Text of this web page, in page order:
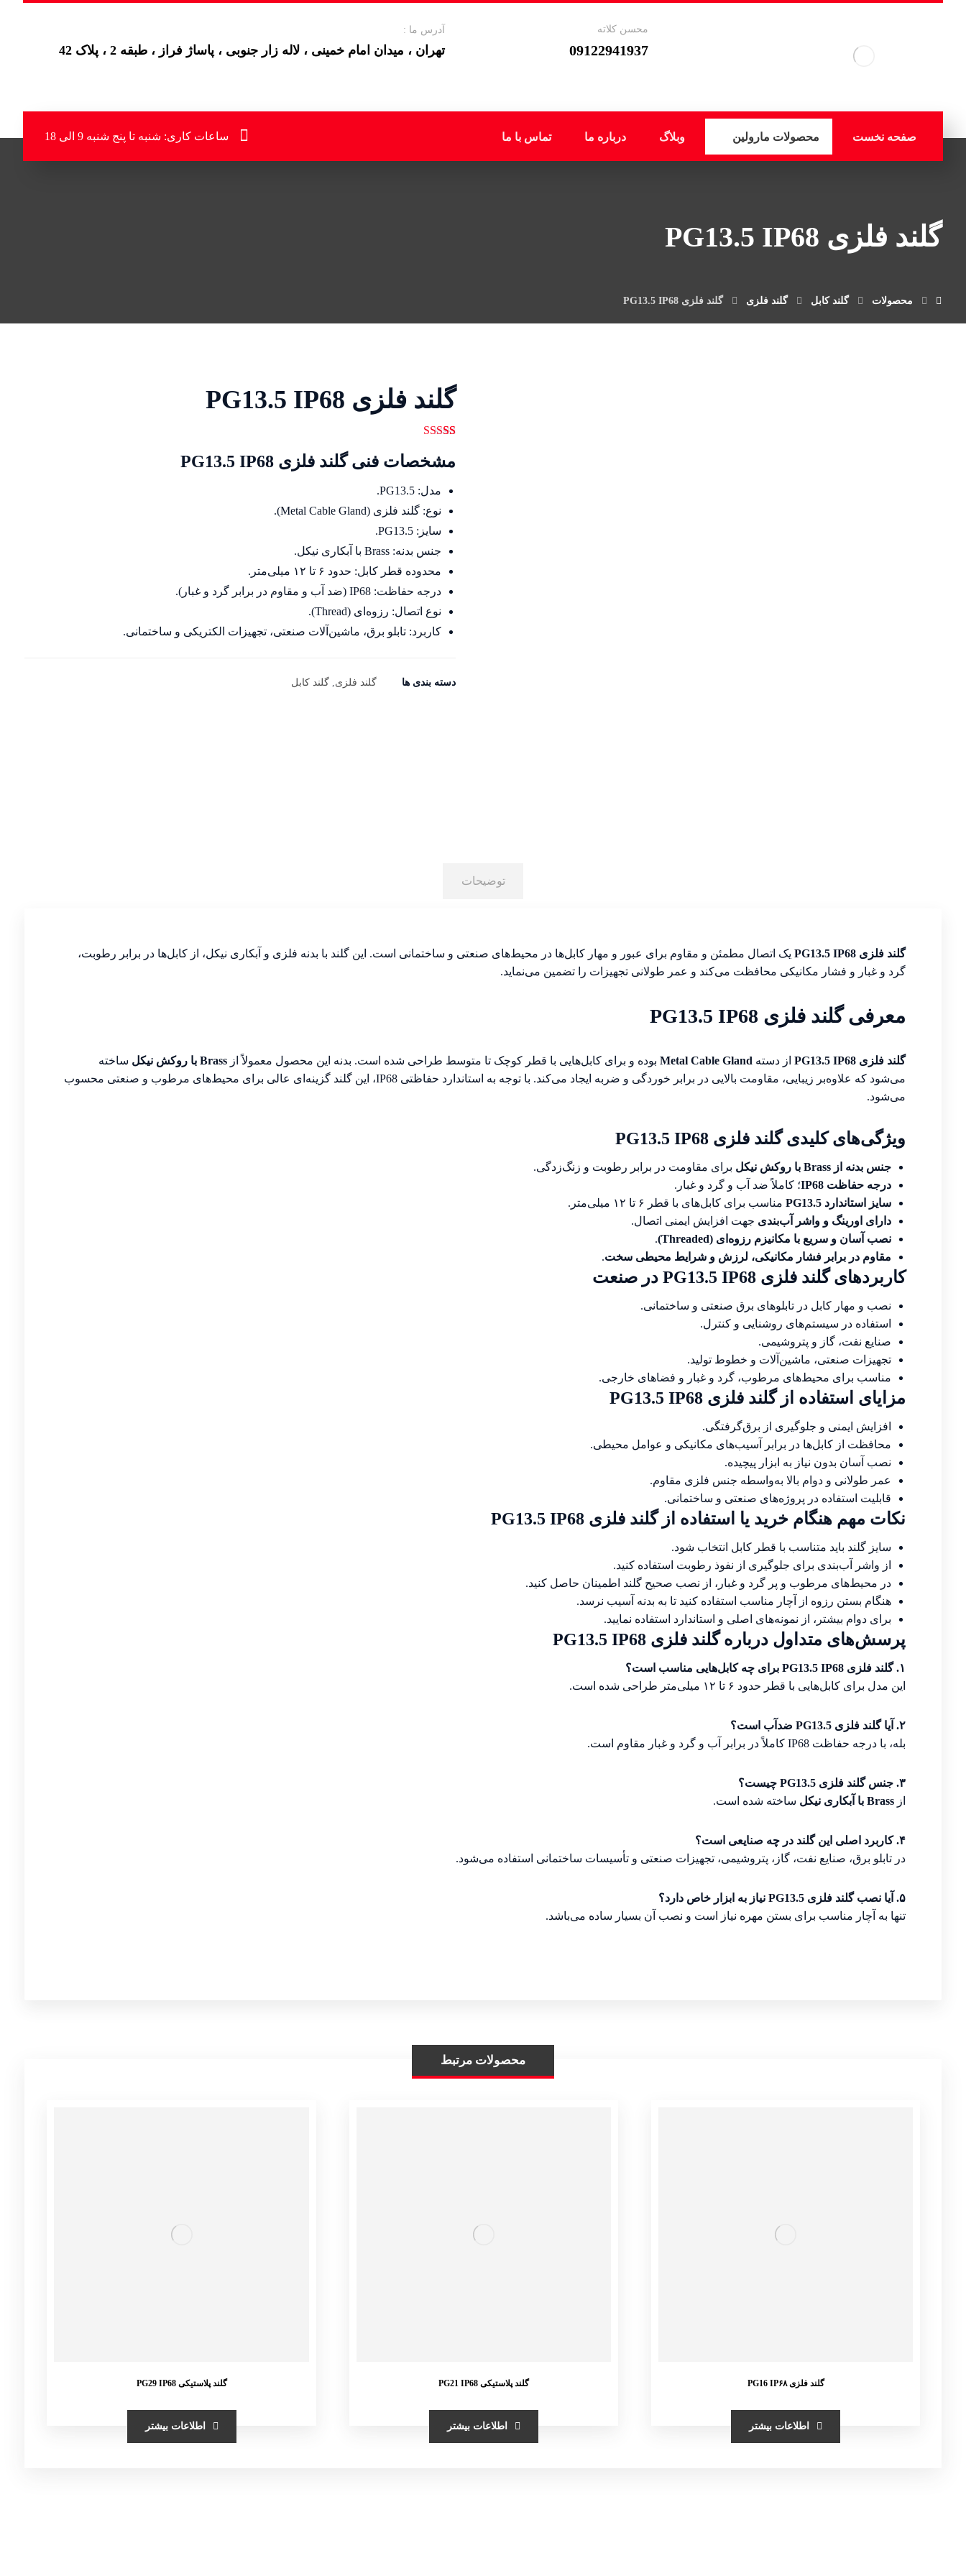
آدرس ما :
تهران ، میدان امام خمینی ، لاله زار جنوبی ، پاساژ فراز ، طبقه 2 ، پلاک 42
محسن کلاته
09122941937
صفحه نخست محصولات مارولین وبلاگ درباره ما تماس با ما ساعات کاری: شنبه تا پنج شنبه 9 الی 18
گلند فلزی PG13.5 IP68
محصولات گلند کابل گلند فلزی گلند فلزی PG13.5 IP68
گلند فلزی PG13.5 IP68
5.00از 5 در
امتیازدهی
مشخصات فنی گلند فلزی PG13.5 IP68
مدل: PG13.5.
نوع: گلند فلزی (Metal Cable Gland).
سایز: PG13.5.
جنس بدنه: Brass با آبکاری نیکل.
محدوده قطر کابل: حدود ۶ تا ۱۲ میلی‌متر.
درجه حفاظت: IP68 (ضد آب و مقاوم در برابر گرد و غبار).
نوع اتصال: رزوه‌ای (Thread).
کاربرد: تابلو برق، ماشین‌آلات صنعتی، تجهیزات الکتریکی و ساختمانی.
دسته بندی ها گلند فلزی ,گلند کابل
توضیحات
گلند فلزی PG13.5 IP68
یک اتصال مطمئن و مقاوم برای عبور و مهار کابل‌ها در محیط‌های صنعتی و ساختمانی است. این گلند با بدنه فلزی و آبکاری نیکل، از کابل‌ها در برابر رطوبت،
گرد و غبار و فشار مکانیکی محافظت می‌کند و عمر طولانی تجهیزات را تضمین می‌نماید.
معرفی گلند فلزی PG13.5 IP68
گلند فلزی PG13.5 IP68 از دسته Metal Cable Glandبوده و برای کابل‌هایی با قطر کوچک تا متوسط طراحی شده است. بدنه این محصول معمولاً از Brass با روکش نیکل
ساخته
می‌شود که علاوه‌بر زیبایی، مقاومت بالایی در برابر خوردگی و ضربه ایجاد می‌کند. با توجه به استاندارد حفاظتی IP68، این گلند گزینه‌ای عالی برای محیط‌های مرطوب و صنعتی محسوب
می‌شود.
ویژگی‌های کلیدی گلند فلزی PG13.5 IP68
جنس بدنه از Brass با روکش نیکل
برای مقاومت در برابر رطوبت و زنگ‌زدگی.
درجه حفاظت IP68
؛ کاملاً ضد آب و گرد و غبار.
سایز استاندارد PG13.5
مناسب برای کابل‌های با قطر ۶ تا ۱۲ میلی‌متر.
دارای اورینگ و واشر آب‌بندی جهت افزایش ایمنی اتصال.
نصب آسان و سریع با مکانیزم رزوه‌ای (Threaded)
.
مقاوم در برابر فشار مکانیکی، لرزش و شرایط محیطی سخت.
کاربردهای گلند فلزی PG13.5 IP68 در صنعت
نصب و مهار کابل در تابلوهای برق صنعتی و ساختمانی.
استفاده در سیستم‌های روشنایی و کنترل.
صنایع نفت، گاز و پتروشیمی.
تجهیزات صنعتی، ماشین‌آلات و خطوط تولید.
مناسب برای محیط‌های مرطوب، گرد و غبار و فضاهای خارجی.
مزایای استفاده از گلند فلزی PG13.5 IP68
افزایش ایمنی و جلوگیری از برق‌گرفتگی.
محافظت از کابل‌ها در برابر آسیب‌های مکانیکی و عوامل محیطی.
نصب آسان بدون نیاز به ابزار پیچیده.
عمر طولانی و دوام بالا به‌واسطه جنس فلزی مقاوم.
قابلیت استفاده در پروژه‌های صنعتی و ساختمانی.
نکات مهم هنگام خرید یا استفاده از گلند فلزی PG13.5 IP68
سایز گلند باید متناسب با قطر کابل انتخاب شود.
از واشر آب‌بندی برای جلوگیری از نفوذ رطوبت استفاده کنید.
در محیط‌های مرطوب و پر گرد و غبار، از نصب صحیح گلند اطمینان حاصل کنید.
هنگام بستن رزوه از آچار مناسب استفاده کنید تا به بدنه آسیب نرسد.
برای دوام بیشتر، از نمونه‌های اصلی و استاندارد استفاده نمایید.
پرسش‌های متداول درباره گلند فلزی PG13.5 IP68
۱. گلند فلزی PG13.5 IP68 برای چه کابل‌هایی مناسب است؟
این مدل برای کابل‌هایی با قطر حدود ۶ تا ۱۲ میلی‌متر طراحی شده است.
۲. آیا گلند فلزی PG13.5 ضدآب است؟
بله، با درجه حفاظت IP68 کاملاً در برابر آب و گرد و غبار مقاوم است.
۳. جنس گلند فلزی PG13.5 چیست؟
از Brass با آبکاری نیکل ساخته شده است.
۴. کاربرد اصلی این گلند در چه صنایعی است؟
در تابلو برق، صنایع نفت، گاز، پتروشیمی، تجهیزات صنعتی و تأسیسات ساختمانی استفاده می‌شود.
۵. آیا نصب گلند فلزی PG13.5 نیاز به ابزار خاص دارد؟
تنها به آچار مناسب برای بستن مهره نیاز است و نصب آن بسیار ساده می‌باشد.
محصولات مرتبط
گلند فلزی PG16 IP۶۸
اطلاعات بیشتر
گلند پلاستیکی PG21 IP68
اطلاعات بیشتر
گلند پلاستیکی PG29 IP68
اطلاعات بیشتر